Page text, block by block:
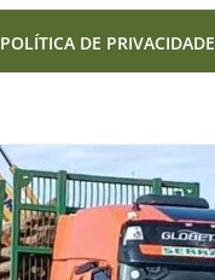
POLÍTICA DE PRIVACIDADE